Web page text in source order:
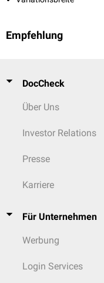
Empfehlung
DocCheck
Über Uns
Investor Relations
Presse
Karriere
Für Unternehmen
Werbung
Login Services